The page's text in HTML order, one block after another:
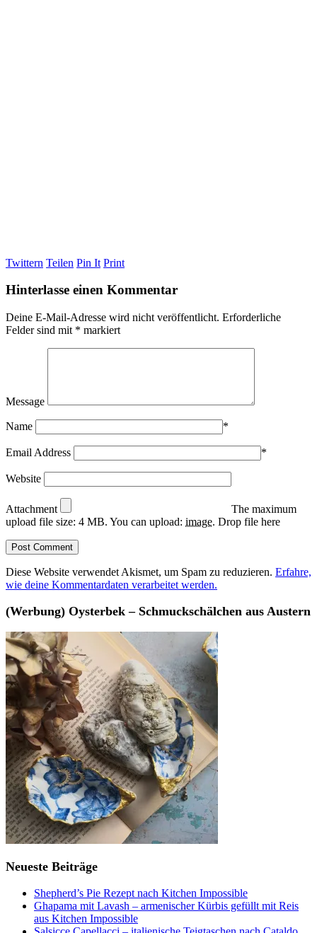
Twittern Teilen Pin It Print
Hinterlasse einen Kommentar
Deine E-Mail-Adresse wird nicht veröffentlicht. Erforderliche
Felder sind mit * markiert
Message
Name *
Email Address *
Website
Attachment
The maximum
upload file size: 4 MB. You can upload: image. Drop file here
Diese Website verwendet Akismet, um Spam zu reduzieren. Erfahre,
wie deine Kommentardaten verarbeitet werden.
(Werbung) Oysterbek – Schmuckschälchen aus Austern
Neueste Beiträge
Shepherd’s Pie Rezept nach Kitchen Impossible
Ghapama mit Lavash – armenischer Kürbis gefüllt mit Reis
aus Kitchen Impossible